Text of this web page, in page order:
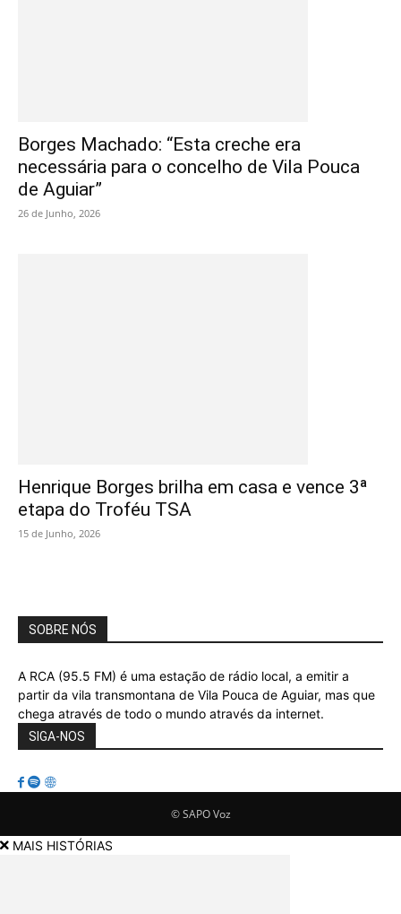
Borges Machado: “Esta creche era
necessária para o concelho de Vila Pouca
de Aguiar”
26 de Junho, 2026
Henrique Borges brilha em casa e vence 3ª
etapa do Troféu TSA
15 de Junho, 2026
SOBRE NÓS
A RCA (95.5 FM) é uma estação de rádio local, a emitir a
partir da vila transmontana de Vila Pouca de Aguiar, mas que
chega através de todo o mundo através da internet.
SIGA-NOS
© SAPO Voz
MAIS HISTÓRIAS